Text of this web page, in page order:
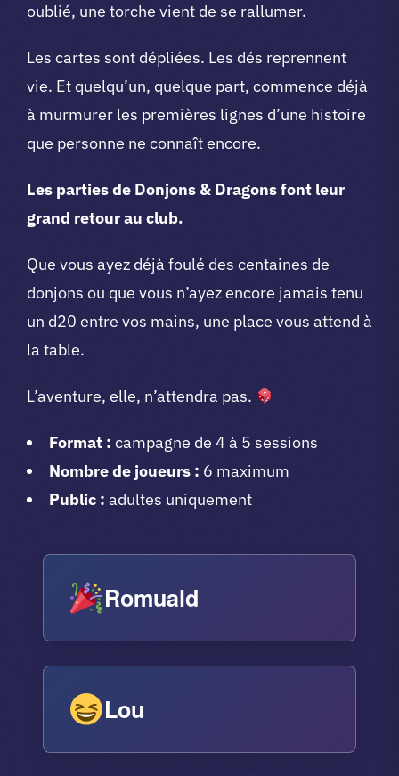
oublié, une torche vient de se rallumer.
Les cartes sont dépliées. Les dés reprennent
vie. Et quelqu’un, quelque part, commence déjà
à murmurer les premières lignes d’une histoire
que personne ne connaît encore.
Les parties de Donjons & Dragons font leur
grand retour au club.
Que vous ayez déjà foulé des centaines de
donjons ou que vous n’ayez encore jamais tenu
un d20 entre vos mains, une place vous attend à
la table.
L’aventure, elle, n’attendra pas.
Format : campagne de 4 à 5 sessions
Nombre de joueurs : 6 maximum
Public : adultes uniquement
Romuald
Lou